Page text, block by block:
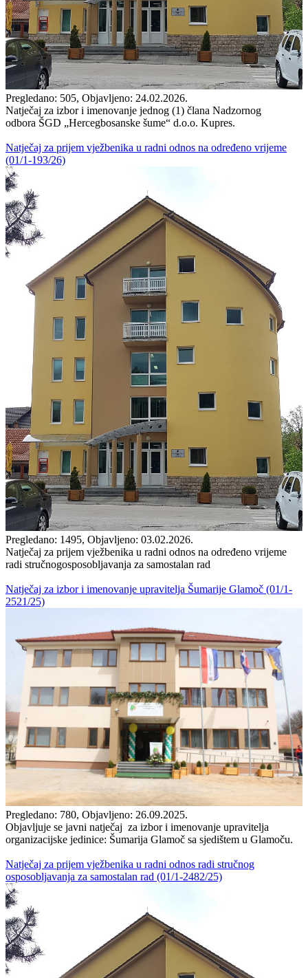
Pregledano: 505, Objavljeno: 24.02.2026.
Natječaj za izbor i imenovanje jednog (1) člana Nadzornog
odbora ŠGD „Hercegbosanske šume“ d.o.o. Kupres.
Natječaj za prijem vježbenika u radni odnos na određeno vrijeme
(01/1-193/26)
Pregledano: 1495, Objavljeno: 03.02.2026.
Natječaj za prijem vježbenika u radni odnos na određeno vrijeme
radi stručnogosposobljavanja za samostalan rad
Natječaj za izbor i imenovanje upravitelja Šumarije Glamoč (01/1-
2521/25)
Pregledano: 780, Objavljeno: 26.09.2025.
Objavljuje se javni natječaj za izbor i imenovanje upravitelja
organizacijske jedinice: Šumarija Glamoč sa sjedištem u Glamoču.
Natječaj za prijem vježbenika u radni odnos radi stručnog
osposobljavanja za samostalan rad (01/1-2482/25)